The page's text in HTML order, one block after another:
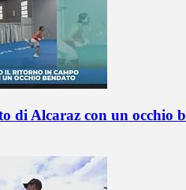
di Alcaraz con un occhio